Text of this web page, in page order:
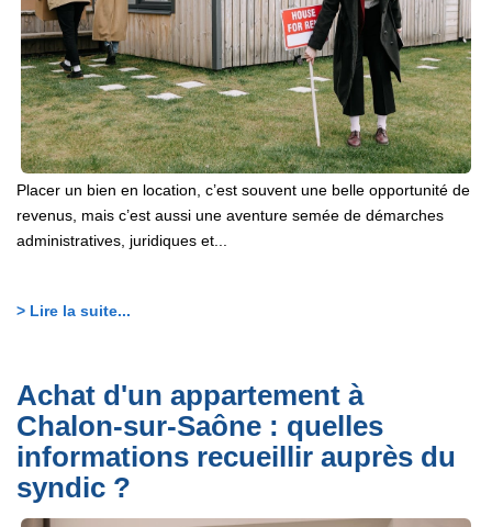
Placer un bien en location, c’est souvent une belle opportunité de
revenus, mais c’est aussi une aventure semée de démarches
administratives, juridiques et...
> Lire la suite...
Achat d'un appartement à
Chalon-sur-Saône : quelles
informations recueillir auprès du
syndic ?